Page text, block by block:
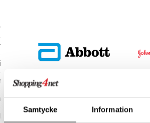
Samtycke Information
Kampanjer
linser